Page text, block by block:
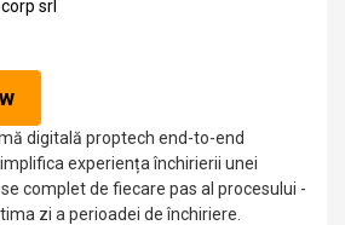
srl
digitală proptech end-to-end
experiența închirierii unei
complet de fiecare pas al procesului -
zi a perioadei de închiriere.